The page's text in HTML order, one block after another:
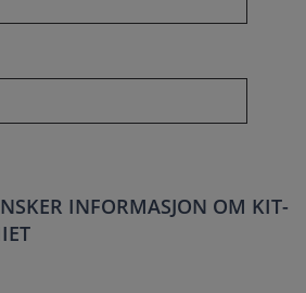
INFORMASJON OM KIT-